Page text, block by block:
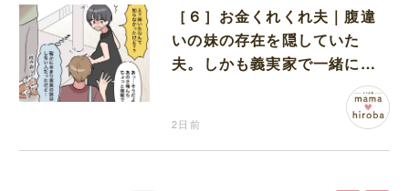
［６］お金くれくれ夫｜腹違
いの妹の存在を隠していた
夫。しかも義実家で一緒に暮
らすことになり困惑する妻
2日前